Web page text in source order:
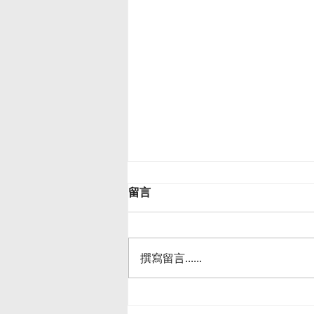
留言
撰寫留言......